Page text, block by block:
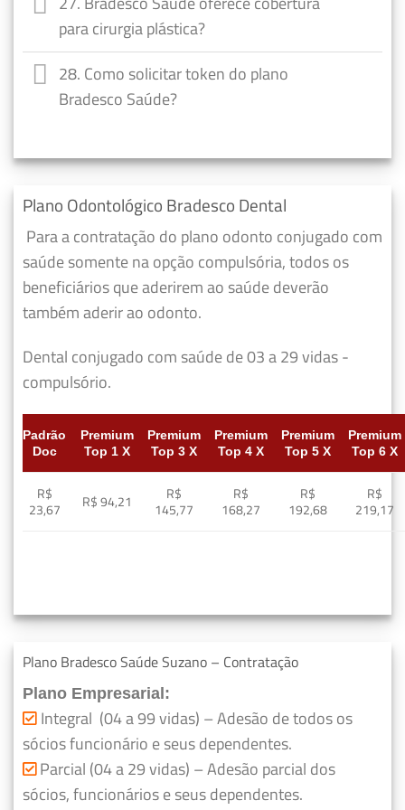
para cirurgia plástica?
28. Como solicitar token do plano
Bradesco Saúde?
Plano Odontológico Bradesco Dental
Para a contratação do plano odonto conjugado com
saúde somente na opção compulsória, todos os
beneficiários que aderirem ao saúde deverão
também aderir ao odonto.
Dental conjugado com saúde de 03 a 29 vidas -
compulsório.
Padrão
Doc
Premium
Top 1 X
Premium
Top 3 X
Premium
Top 4 X
Premium
Top 5 X
Premium
Top 6 X
R$
23,67
R$ 94,21
R$
145,77
R$
168,27
R$
192,68
R$
219,17
Plano Bradesco Saúde Suzano – Contratação
Plano Empresarial:
Integral (04 a 99 vidas) – Adesão de todos os
sócios funcionário e seus dependentes.
Parcial (04 a 29 vidas) – Adesão parcial dos
sócios, funcionários e seus dependentes.